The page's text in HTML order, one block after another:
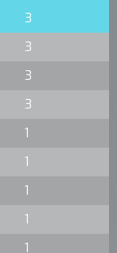
3
3
3
3
1
1
1
1
1